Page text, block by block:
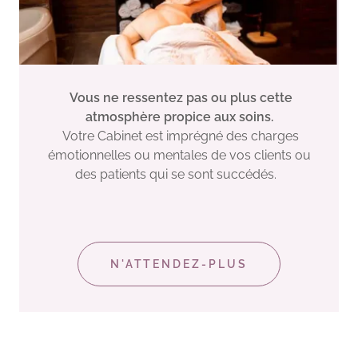
Vous ne ressentez pas ou plus cette
atmosphère propice aux soins.
Votre Cabinet est imprégné des charges
émotionnelles ou mentales de vos clients ou
des patients qui se sont succédés.
N'ATTENDEZ-PLUS